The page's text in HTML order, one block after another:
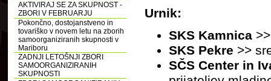
AKTIVIRAJ SE ZA SKUPNOST -
ZBORI V FEBRUARJU
Pokončno, dostojanstveno in
tovariško v novem letu na zborih
samoorganiziranih skupnosti v
Mariboru
ZADNJI LETOŠNJI ZBORI
SAMOORGANIZIRANIH
SKUPNOSTI
Urnik:
SKS Kamnica
SKS Pekre >>
SČS Center in